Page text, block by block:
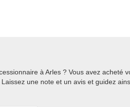
à Arles ? Vous avez acheté
une note et un avis et guidez